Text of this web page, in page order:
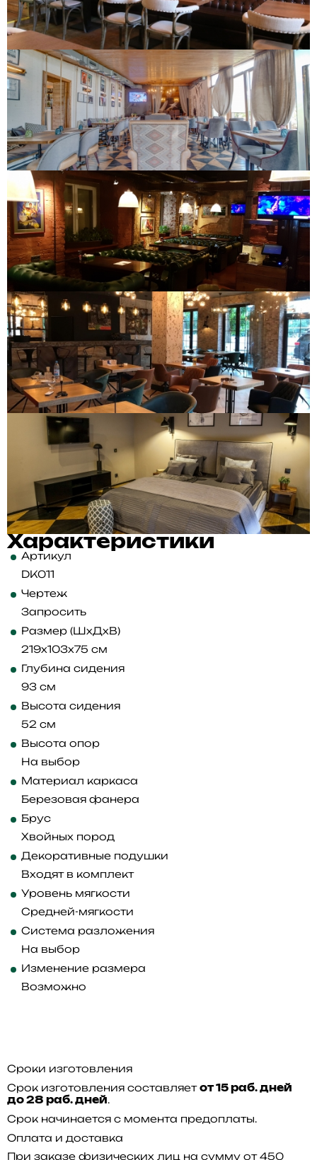
Характеристики
Артикул
DK011
Чертеж
Запросить
Размер (ШхДхВ)
219x103x75 см
Глубина сидения
93 см
Высота сидения
52 см
Высота опор
На выбор
Материал каркаса
Березовая фанера
Брус
Хвойных пород
Декоративные подушки
Входят в комплект
Уровень мягкости
Средней-мягкости
Система разложения
На выбор
Изменение размера
Возможно
Сроки изготовления
Срок изготовления составляет от 15 раб. дней
до 28 раб. дней.
Срок начинается с момента предоплаты.
Оплата и доставка
При заказе физических лиц на сумму от 450